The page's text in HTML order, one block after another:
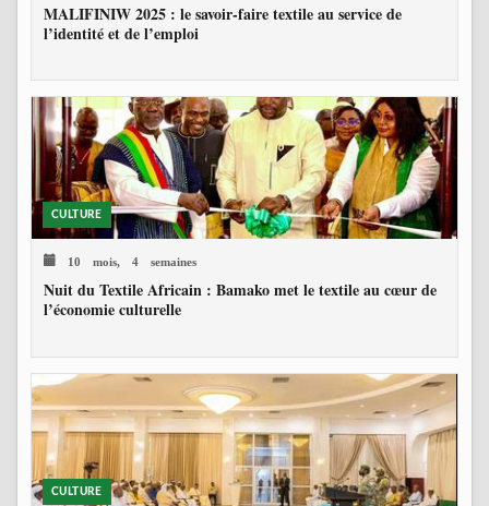
MALIFINIW 2025 : le savoir-faire textile au service de
l’identité et de l’emploi
CULTURE
10 mois, 4 semaines
Nuit du Textile Africain : Bamako met le textile au cœur de
l’économie culturelle
CULTURE